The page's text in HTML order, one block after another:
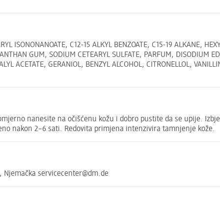
ISONONANOATE, C12-15 ALKYL BENZOATE, C15-19 ALKANE,
GUM, SODIUM CETEARYL SULFATE, PARFUM, DISODIUM
ACETATE, GERANIOL, BENZYL ALCOHOL, CITRONELLOL,
nanesite na očišćenu kožu i dobro pustite da se upije.
nakon 2–6 sati. Redovita primjena intenzivira tamnjenje kože.
servicecenter@dm.de